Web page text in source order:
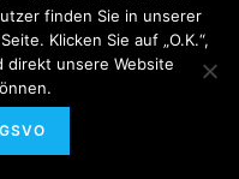
finden Sie in unserer
Klicken Sie auf „O.K.“,
direkt unsere Website